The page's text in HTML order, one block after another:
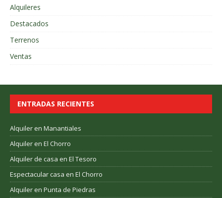
Alquileres
Destacados
Terrenos
Ventas
ENTRADAS RECIENTES
Alquiler en Manantiales
Alquiler en El Chorro
Alquiler de casa en El Tesoro
Espectacular casa en El Chorro
Alquiler en Punta de Piedras